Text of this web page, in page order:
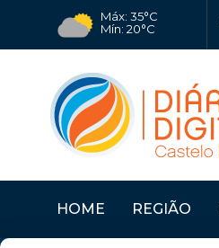
Máx: 35°C
Mín: 20°C
HOME REGIÃO